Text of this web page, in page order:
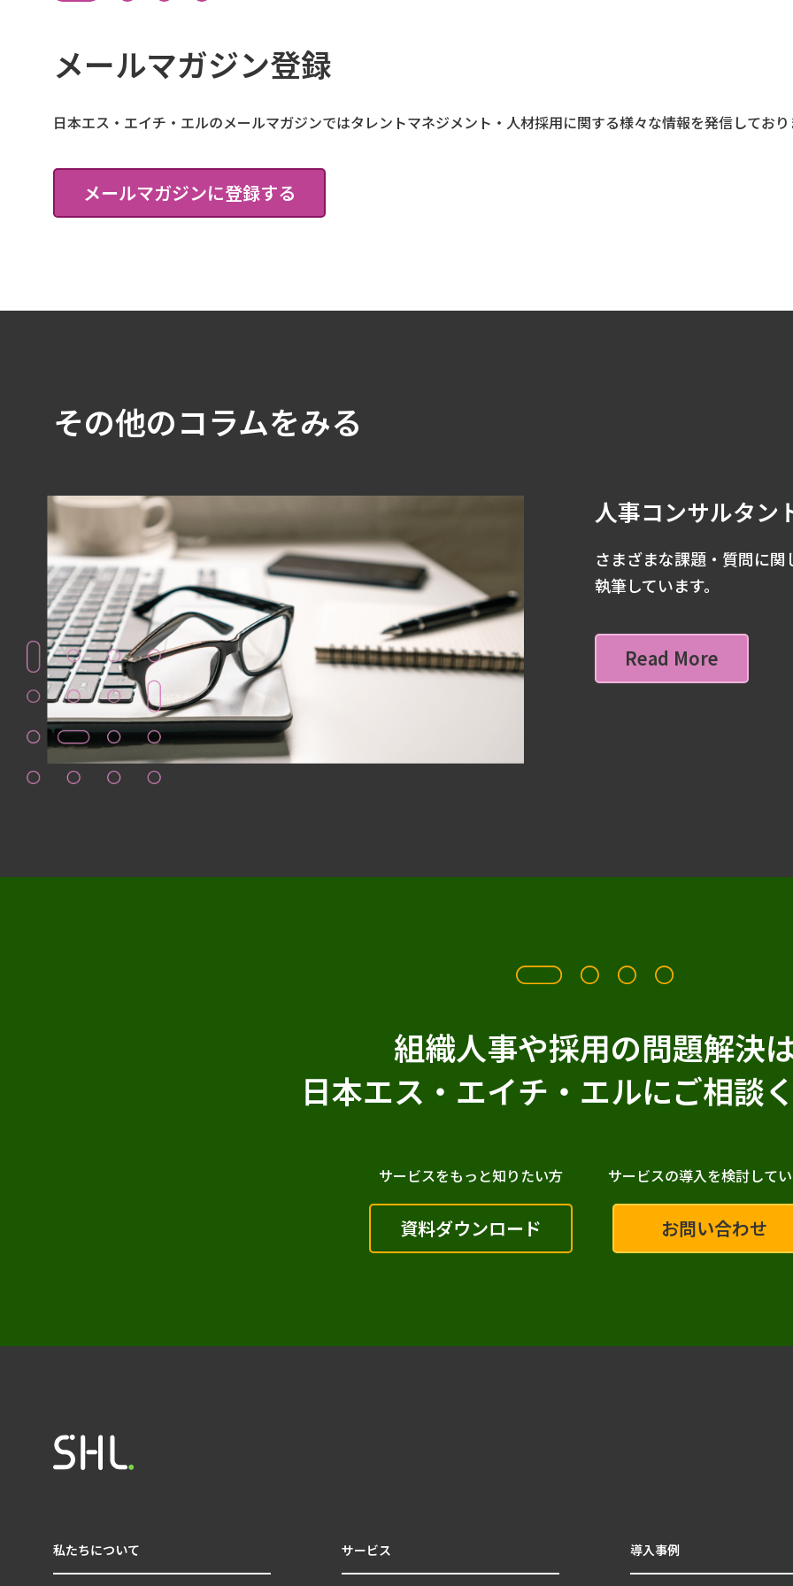
メールマガジン登録
日本エス・エイチ・エルのメールマガジンではタレントマネジメント・人材採用に関する様々な情報を発信しており
メールマガジンに登録する
その他のコラムをみる
人事コンサルタン
さまざまな課題・質問に
執筆しています。
Read More
組織人事や採用の問題解決
日本エス・エイチ・エルにご相談
サービスをもっと知りたい方
資料ダウンロード
サービスの導入を検討して
お問い合わせ
私たちについて サービス 導入事例